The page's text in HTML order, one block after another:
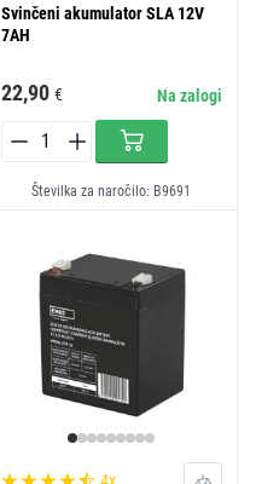
Svinčeni akumulator SLA 12V
7AH
22,90 € Na zalogi
Številka za naročilo: B9691